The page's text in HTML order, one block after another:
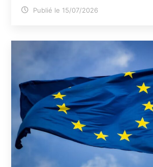
Publié le 15/07/2026